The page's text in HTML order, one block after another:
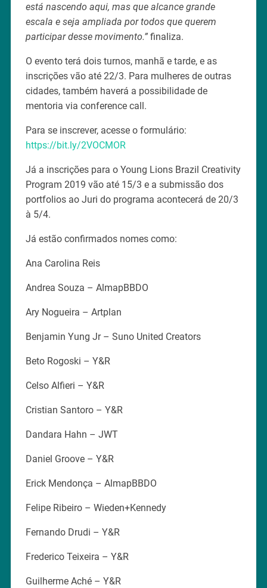
está nascendo aqui, mas que alcance grande
escala e seja ampliada por todos que querem
participar desse movimento.”finaliza.
O evento terá dois turnos, manhã e tarde, e as
inscrições vão até 22/3. Para mulheres de outras
cidades, também haverá a possibilidade de
mentoria via conference call.
Para se inscrever, acesse o formulário:
https://bit.ly/2VOCMOR
Já a inscrições para o Young Lions Brazil Creativity
Program 2019 vão até 15/3 e a submissão dos
portfolios ao Juri do programa acontecerá de 20/3
à 5/4.
Já estão confirmados nomes como:
Ana Carolina Reis
Andrea Souza – AlmapBBDO
Ary Nogueira – Artplan
Benjamin Yung Jr – Suno United Creators
Beto Rogoski – Y&R
Celso Alfieri – Y&R
Cristian Santoro – Y&R
Dandara Hahn – JWT
Daniel Groove – Y&R
Erick Mendonça – AlmapBBDO
Felipe Ribeiro – Wieden+Kennedy
Fernando Drudi – Y&R
Frederico Teixeira – Y&R
Guilherme Aché – Y&R